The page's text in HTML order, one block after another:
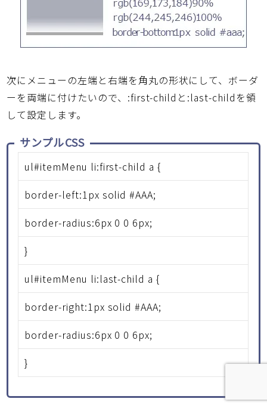
次にメニューの左端と右端を角丸の形状にして、ボーダ
ーを両端に付けたいので、:first-childと:last-childを領
して設定します。
サンプルCSS
ul#itemMenu li:first-child a {
border-left:1px solid #AAA;
border-radius:6px 0 0 6px;
}
ul#itemMenu li:last-child a {
border-right:1px solid #AAA;
border-radius:6px 0 0 6px;
}